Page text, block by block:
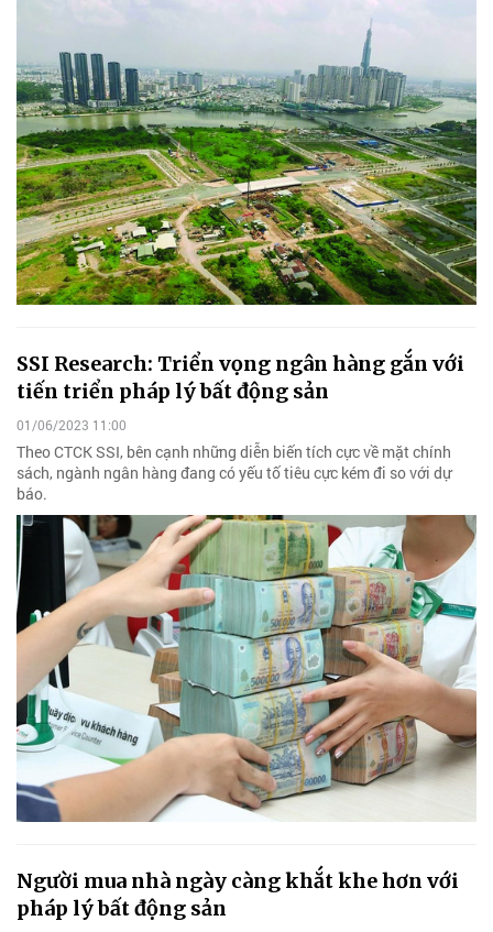
SSI Research: Triển vọng ngân hàng gắn với
tiến triển pháp lý bất động sản
01/06/2023 11:00
Theo CTCK SSI, bên cạnh những diễn biến tích cực về mặt chính
sách, ngành ngân hàng đang có yếu tố tiêu cực kém đi so với dự
báo.
Người mua nhà ngày càng khắt khe hơn với
pháp lý bất động sản